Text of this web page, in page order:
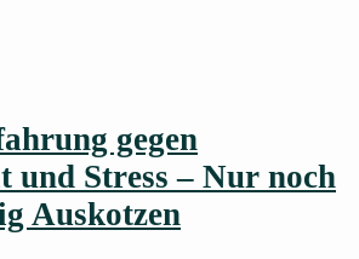
gegen
und Stress – Nur noch
Auskotzen